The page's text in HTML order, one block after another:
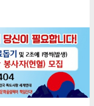
레이 위대한 헌혈 봉사자
국 독도사랑 세계연대
육관광부, 주식회사 월
시: 2020년 12월
族)"[K.P.],"세계평화문화
[W.C.O.F.]"Mobile:010-
나 19>위험도를 알려주
도를 확인후 방문 하시
위험도를 알려는 링크
형상하여 유일하게 특허
체 증정과 <66여만원 상
도특별탐방권 일부증정
문의 영광이 될 수도 있
별선별) 발굴 하여 관계
<행운(幸運)>과 <기적(奇
라 자신의 피타는 노력이